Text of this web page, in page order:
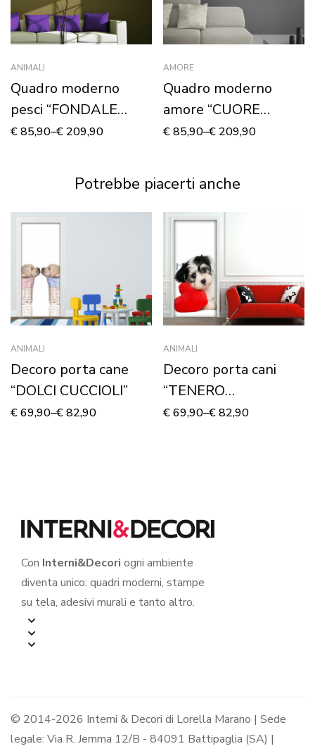
ANIMALI
Quadro moderno
pesci “FONDALE
MARINO”
€85,90–€ 209,90
AMORE
Quadro moderno
amore “CUORE
ROSSO DI SAN
Stampa su tela
€85,90–€ 209,90
Potrebbe piacerti anche
ANIMALI
Decoro porta cane
“DOLCI CUCCIOLI”
€69,90–€82,90
ANIMALI
Decoro porta cani
“TENERO
CAGNOLINO”
€69,90–€82,90
Con Interni&Decori ogni ambiente
diventa unico: quadri moderni, stampe
su tela, adesivi murali e tanto altro.
© 2014-2026 Interni & Decori di Lorella Marano | Sede
legale: Via R. Jemma 12/B - 84091 Battipaglia (SA) |